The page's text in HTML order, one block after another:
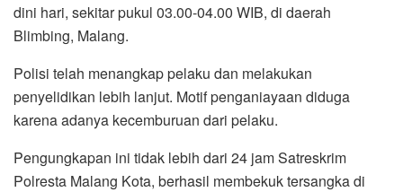
dini hari, sekitar pukul 03.00-04.00 WIB, di daerah
Blimbing, Malang.
Polisi telah menangkap pelaku dan melakukan
penyelidikan lebih lanjut. Motif penganiayaan diduga
karena adanya kecemburuan dari pelaku.
Pengungkapan ini tidak lebih dari 24 jam Satreskrim
Polresta Malang Kota, berhasil membekuk tersangka di